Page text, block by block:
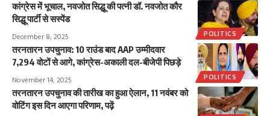
POLITICS
कांग्रेस में भूचाल, नवजोत सिद्धू की पत्नी डॉ. नवजोत कौर
सिद्धू पार्टी से सस्पेंड
December 8, 2025
POLITICS
तरनतारन उपचुनाव: 10 राउंड बाद AAP उम्मीदवार
7,294 वोटों से आगे, कांग्रेस-अकाली दल-बीजेपी पिछड़े
November 14, 2025
तरनतारन उपचुनाव की तारीख का हुआ ऐलान, 11 नवंबर को
वोटिंग इस दिन आएगा परिणाम, पढ़ें